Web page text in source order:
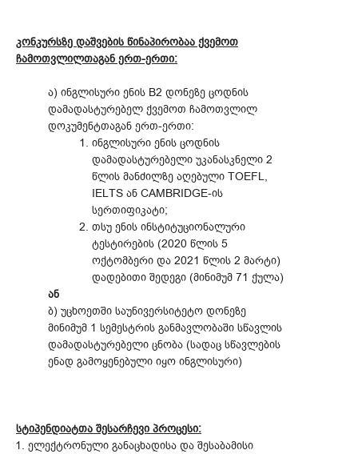
კონკურსზე დაშვების წინაპირობაა ქვემოთ
ჩამოთვლილთაგან ერთ-ერთი:
ა) ინგლისური ენის B2 დონეზე ცოდნის
დამადასტურებელ ქვემოთ ჩამოთვლილ
დოკუმენტთაგან ერთ-ერთი:
ინგლისური ენის ცოდნის
დამადასტურებელი უკანასკნელი 2
წლის მანძილზე აღებული TOEFL,
IELTS ან CAMBRIDGE-ის
სერთიფიკატი;
თსუ ენის ინსტიტუციონალური
ტესტირების (2020 წლის 5
ოქტომბერი და 2021 წლის 2 მარტი)
დადებითი შედეგი (მინიმუმ 71 ქულა)
ან
ბ) უცხოეთში საუნივერსიტეტო დონეზე
მინიმუმ 1 სემესტრის განმავლობაში სწავლის
დამადასტურებელი ცნობა (სადაც სწავლების
ენად გამოყენებული იყო ინგლისური)
სტიპენდიატთა შესარჩევი პროცესი:
ელექტრონული განაცხადისა და შესაბამისი